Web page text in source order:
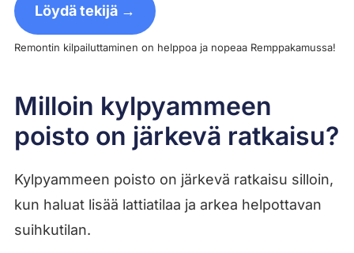
Löydä tekijä →
Remontin kilpailuttaminen on helppoa ja nopeaa Remppakamussa!
Milloin kylpyammeen
poisto on järkevä ratkaisu?
Kylpyammeen poisto on järkevä ratkaisu silloin,
kun haluat lisää lattiatilaa ja arkea helpottavan
suihkutilan.